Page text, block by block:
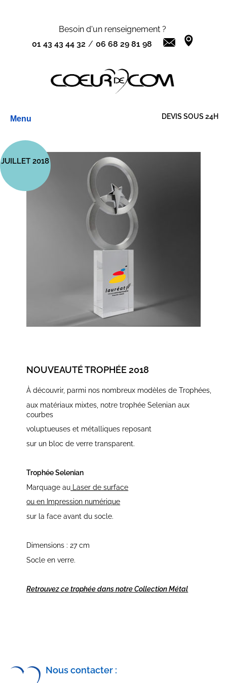
Besoin d'un renseignement ?
01 43 43 44 32 / 06 68 29 81 98
Menu DEVIS SOUS 24H
NOUVEAUTÉ TROPHÉE 2018
À découvrir, parmi nos nombreux modèles de Trophées,
aux matériaux mixtes, notre trophée Selenian aux
courbes
voluptueuses et métalliques reposant
sur un bloc de verre transparent.
Trophée Selenian
Marquage au Laser de surface
ou en Impression numérique
sur la face avant du socle.
Dimensions : 27 cm
Socle en verre.
Retrouvez ce trophée dans notre Collection Métal
JUILLET 2018
Nous contacter :